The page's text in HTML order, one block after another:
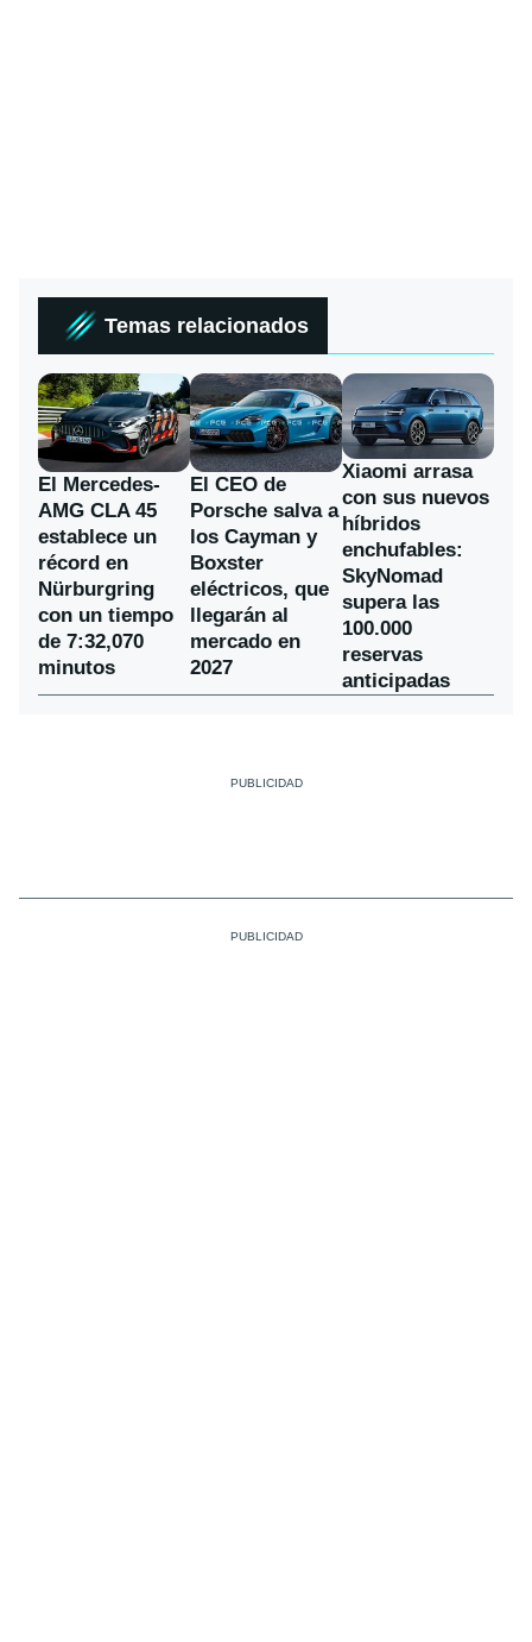
Temas relacionados
El Mercedes-
AMG CLA 45
establece un
récord en
Nürburgring
con un tiempo
de 7:32,070
minutos
El CEO de
Porsche salva a
los Cayman y
Boxster
eléctricos, que
llegarán al
mercado en
2027
Xiaomi arrasa
con sus nuevos
híbridos
enchufables:
SkyNomad
supera las
100.000
reservas
anticipadas